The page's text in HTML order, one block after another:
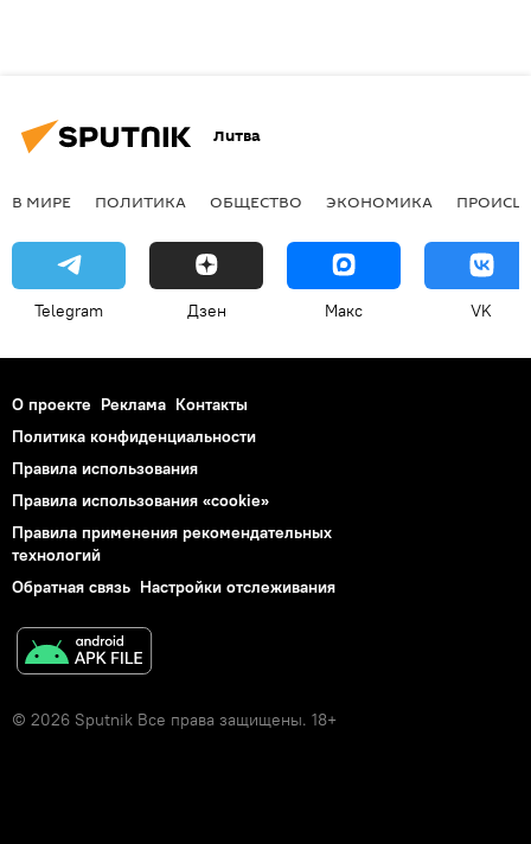
Литва
В МИРЕ ПОЛИТИКА ОБЩЕСТВО ЭКОНОМИКА
Telegram Дзен Макс VK
О проекте Реклама Контакты
Политика конфиденциальности
Правила использования
Правила использования «cookie»
Правила применения рекомендательных
технологий
Обратная связь Настройки отслеживания
© 2026 Sputnik Все права защищены. 18+